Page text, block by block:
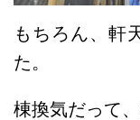
もちろん、軒
た。
棟換気だって